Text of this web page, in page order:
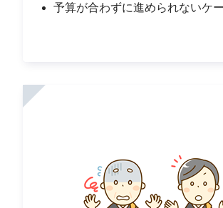
予算が合わずに進められないケ